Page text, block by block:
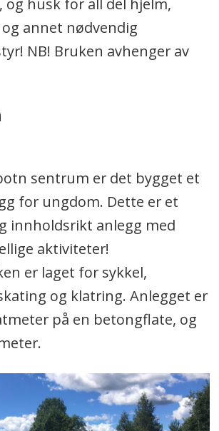
og husk for all del hjelm,
annet nødvendig
NB! Bruken avhenger av
sentrum er det bygget et
for ungdom. Dette er et
innholdsrikt anlegg med
aktiviteter!
er laget for sykkel,
og klatring. Anlegget er
på en betongflate, og